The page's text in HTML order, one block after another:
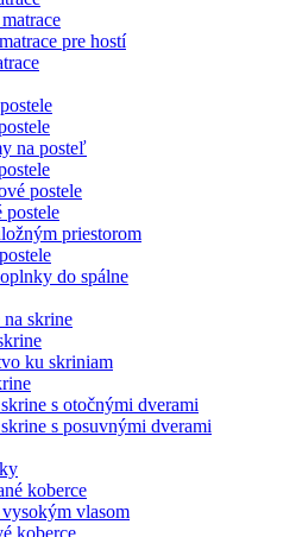
pre hostí
na posteľ
postele
postele
priestorom
do spálne
na skrine
ku skriniam
s otočnými dverami
s posuvnými dverami
koberce
vlasom
koberce